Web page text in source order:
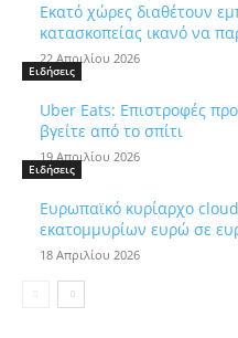
Εκατό χώρες διαθέτουν
κατασκοπείας ικανό να
22 Απριλίου 2026
Ειδήσεις
Uber Eats: Επιστροφές
βγείτε από το σπίτι
19 Απριλίου 2026
Ειδήσεις
Ευρωπαϊκό κυρίαρχο
εκατομμυρίων ευρώ σε
18 Απριλίου 2026